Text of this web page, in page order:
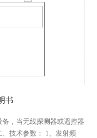
书
，当无线探测器或遥控器
技术参数： 1、发射频